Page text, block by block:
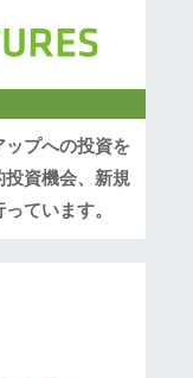
ップへの投資を
資機会、新規
ています。